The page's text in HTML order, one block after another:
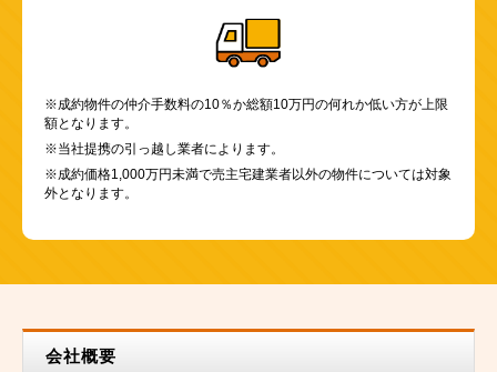
※成約物件の仲介手数料の10％か総額10万円の何れか低い方が上限
額となります。
※当社提携の引っ越し業者によります。
※成約価格1,000万円未満で売主宅建業者以外の物件については対象
外となります。
会社概要